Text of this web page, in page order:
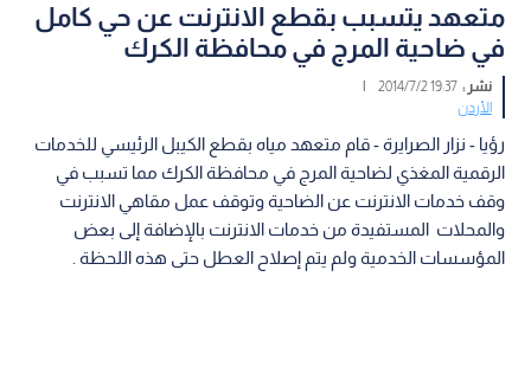
متعهد يتسبب بقطع الانترنت عن حي كامل
في ضاحية المرج في محافظة الكرك
نشر :19:37 2014/7/2
|
الأردن
رؤيا - نزار الصرايرة - قام متعهد مياه بقطع الكيبل الرئيسي للخدمات
الرقمية المغذي لضاحية المرج في محافظة الكرك مما تسبب في
وقف خدمات الانترنت عن الضاحية وتوقف عمل مقاهي الانترنت
والمحلات المستفيدة من خدمات الانترنت بالإضافة إلى بعض
المؤسسات الخدمية ولم يتم إصلاح العطل حتى هذه اللحظة .